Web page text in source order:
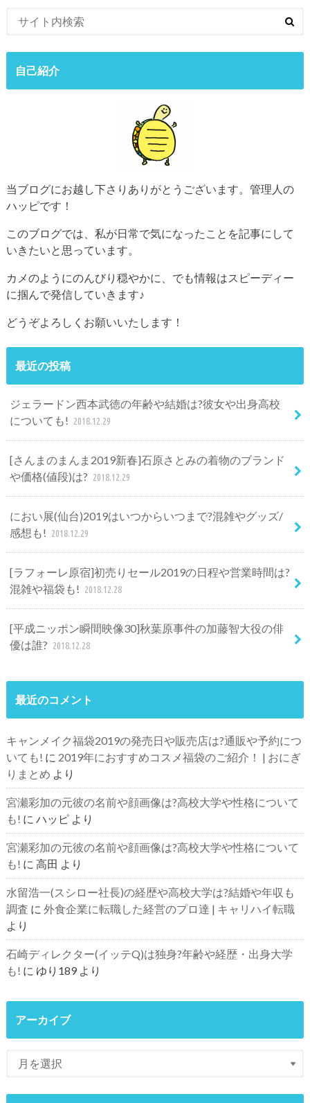
自己紹介
当ブログにお越し下さりありがとうございます。管理人の
ハッピです！
このブログでは、私が日常で気になったことを記事にして
いきたいと思っています。
カメのようにのんびり穏やかに、でも情報はスピーディー
に掴んで発信していきます♪
どうぞよろしくお願いいたします！
最近の投稿
ジェラードン西本武徳の年齢や結婚は?彼女や出身高校
についても!
2018.12.29
[さんまのまんま2019新春]石原さとみの着物のブランド
や価格(値段)は? 2018.12.29
におい展(仙台)2019はいつからいつまで?混雑やグッズ/
感想も!
2018.12.29
[ラフォーレ原宿]初売りセール2019の日程や営業時間は?
混雑や福袋も!
2018.12.28
[平成ニッポン瞬間映像30]秋葉原事件の加藤智大役の俳
優は誰? 2018.12.28
最近のコメント
キャンメイク福袋2019の発売日や販売店は?通販や予約につ
いても! に 2019年におすすめコスメ福袋のご紹介！ | おにぎ
りまとめ より
宮瀬彩加の元彼の名前や顔画像は?高校大学や性格について
も! に ハッピより
宮瀬彩加の元彼の名前や顔画像は?高校大学や性格について
も! に 高田 より
水留浩一(スシロー社長)の経歴や高校大学は?結婚や年収も
調査 に 外食企業に転職した経営のプロ達 | キャリハイ転職
より
石崎ディレクター(イッテQ)は独身?年齢や経歴・出身大学
も! に ゆり189より
アーカイブ